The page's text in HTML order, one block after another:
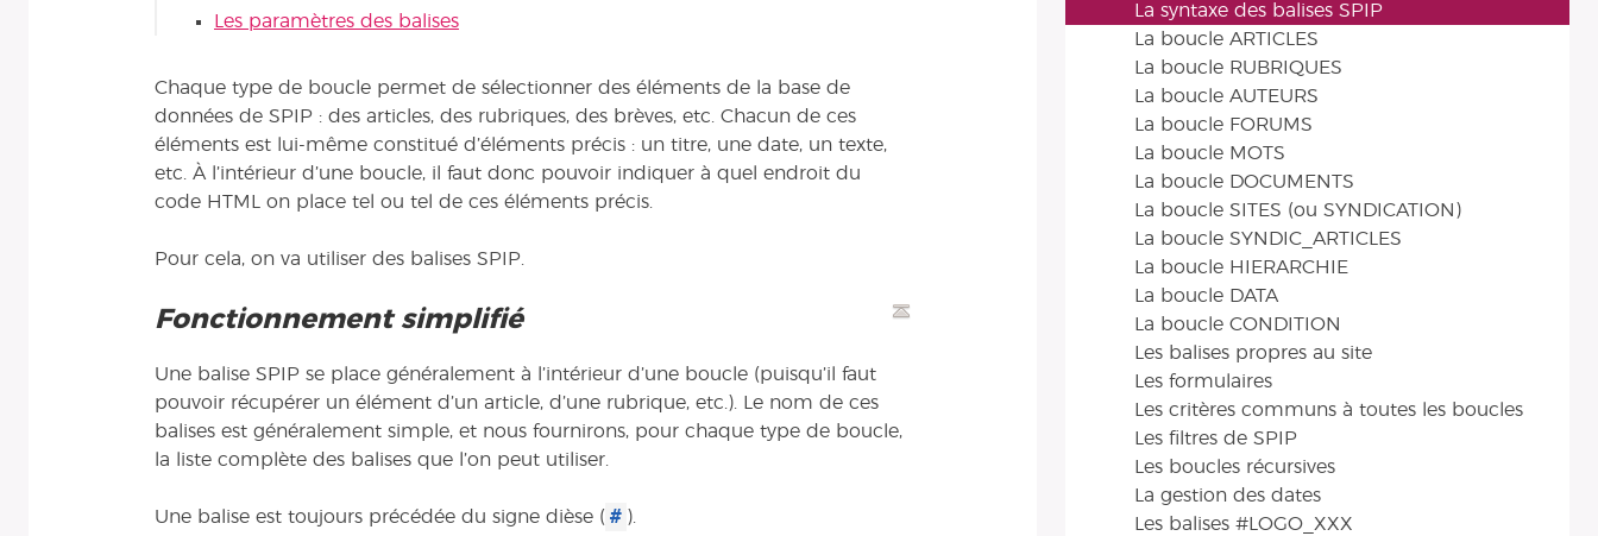
Les paramètres des balises
Chaque type de boucle permet de sélectionner des éléments de la base de
données de SPIP : des articles, des rubriques, des brèves, etc. Chacun de ces
éléments est lui-même constitué d’éléments précis : un titre, une date, un texte,
etc. À l’intérieur d’une boucle, il faut donc pouvoir indiquer à quel endroit du
code HTML on place tel ou tel de ces éléments précis.
Pour cela, on va utiliser des balises SPIP.
Fonctionnement simplifié
Une balise SPIP se place généralement à l’intérieur d’une boucle (puisqu’il faut
pouvoir récupérer un élément d’un article, d’une rubrique, etc.). Le nom de ces
balises est généralement simple, et nous fournirons, pour chaque type de boucle,
la liste complète des balises que l’on peut utiliser.
Une balise est toujours précédée du signe dièse ( # ).
La syntaxe des balises SPIP
La boucle ARTICLES
La boucle RUBRIQUES
La boucle AUTEURS
La boucle FORUMS
La boucle MOTS
La boucle DOCUMENTS
La boucle SITES (ou SYNDICATION)
La boucle SYNDIC_ARTICLES
La boucle HIERARCHIE
La boucle DATA
La boucle CONDITION
Les balises propres au site
Les formulaires
Les critères communs à toutes les boucles
Les filtres de SPIP
Les boucles récursives
La gestion des dates
Les balises #LOGO_XXX